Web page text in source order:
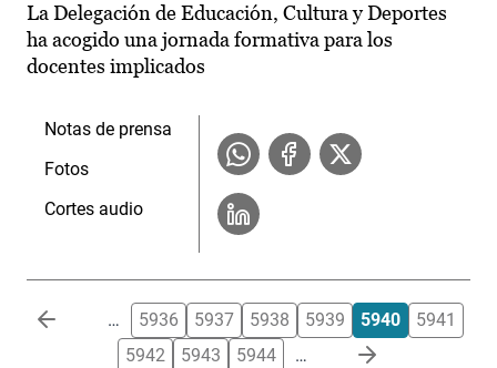
La Delegación de Educación, Cultura y Deportes
ha acogido una jornada formativa para los
docentes implicados
Notas de prensa
Fotos
Cortes audio
Paginación … 5936 5937 5938 5939 5940
5941
5942
5943 5944 …